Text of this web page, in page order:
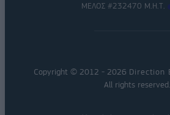
ΜΕΛΟΣ #232470 Μ.Η.Τ.
Copyright © 2012 - 2026 Direction
All rights reserved.